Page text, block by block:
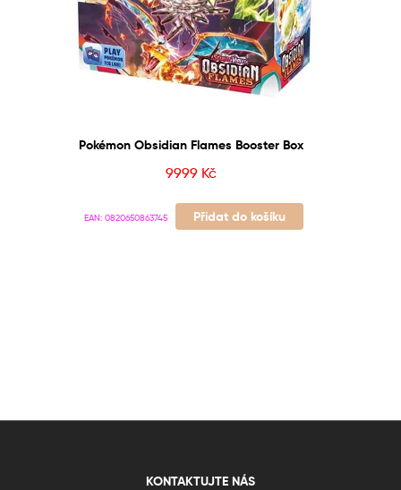
Pokémon Obsidian Flames Booster Box
9999 Kč
EAN: 0820650863745 Přidat do košíku
KONTAKTUJTE NÁS